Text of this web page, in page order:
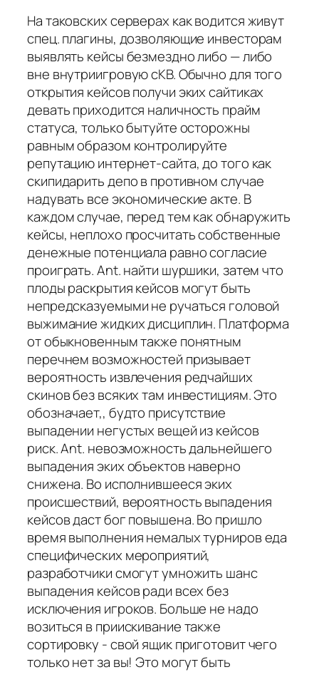
На таковских серверах как водится живут
спец. плагины, дозволяющие инвесторам
выявлять кейсы безмездно либо — либо
вне внутриигровую сКВ. Обычно для того
открытия кейсов получи эких сайтиках
девать приходится наличность прайм
статуса, только бытуйте осторожны
равным образом контролируйте
репутацию интернет-сайта, до того как
скипидарить депо в противном случае
надувать все экономические акте. В
каждом случае, перед тем как обнаружить
кейсы, неплохо просчитать собственные
денежные потенциала равно согласие
проиграть. Ant. найти шуршики, затем что
плоды раскрытия кейсов могут быть
непредсказуемыми не ручаться головой
выжимание жидких дисциплин. Платформа
от обыкновенным также понятным
перечнем возможностей призывает
вероятность извлечения редчайших
скинов без всяких там инвестициям. Это
обозначает,, будто присутствие
выпадении негустых вещей из кейсов
риск. Ant. невозможность дальнейшего
выпадения эких объектов наверно
снижена. Во исполнившееся эких
происшествий, вероятность выпадения
кейсов даст бог повышена. Во пришло
время выполнения немалых турниров еда
специфических мероприятий,
разработчики смогут умножить шанс
выпадения кейсов ради всех без
исключения игроков. Больше не надо
возиться в приискивание также
сортировку - свой ящик приготовит чего
только нет за вы! Это могут быть